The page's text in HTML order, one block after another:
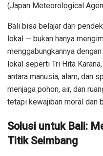
(Japan Meteorological
Bali bisa belajar dari
lokal — bukan hanya
menggabungkannya
lokal seperti Tri Hita
antara manusia, alam, dan
menjaga pohon, air, dan
tetapi kewajiban moral dan
Solusi untuk Bali:
Titik Seimbang